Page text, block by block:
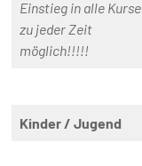
Einstieg in alle Kurse
zu jeder Zeit
möglich!!!!!
Kinder / Jugend